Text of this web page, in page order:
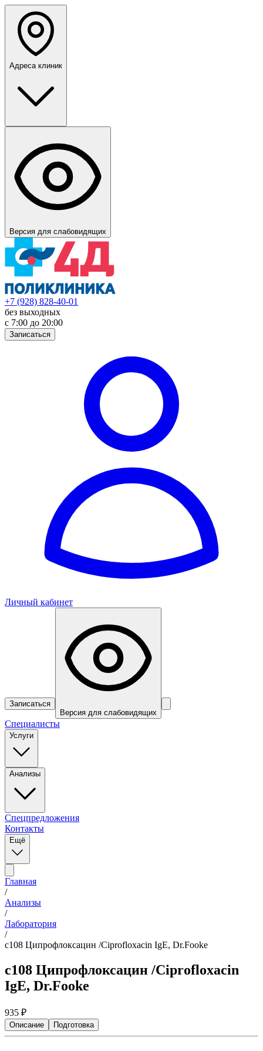
Адреса клиник
Версия для слабовидящих
+7 (928) 828-40-01
без выходных
с 7:00 до 20:00
Записаться
Личный кабинет
Записаться
Версия для слабовидящих
Специалисты
Услуги
Анализы
Спецпредложения
Контакты
Ещё
Главная
/
Анализы
/
Лаборатория
/
c108 Ципрофлоксацин /Ciprofloxacin IgE, Dr.Fooke
c108 Ципрофлоксацин /Ciprofloxacin
IgE, Dr.Fooke
935 ₽
Описание Подготовка